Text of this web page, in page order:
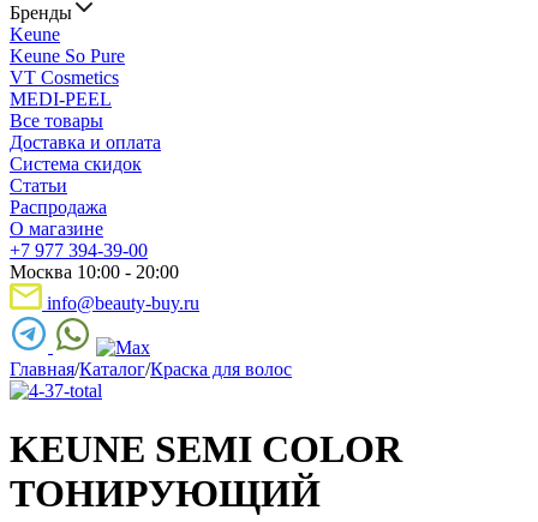
Бренды
Keune
Keune So Pure
VT Cosmetics
MEDI-PEEL
Все товары
Доставка и оплата
Система скидок
Статьи
Распродажа
О магазине
+7 977 394-39-00
Москва 10:00 - 20:00
info@beauty-buy.ru
Главная/Каталог/Краска для волос
KEUNE SEMI COLOR
ТОНИРУЮЩИЙ